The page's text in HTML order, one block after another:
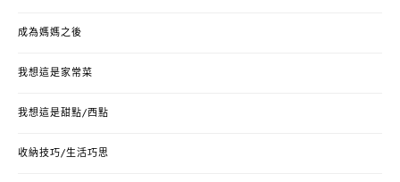
成為媽媽之後
我想這是家常菜
我想這是甜點/西點
收納技巧/生活巧思